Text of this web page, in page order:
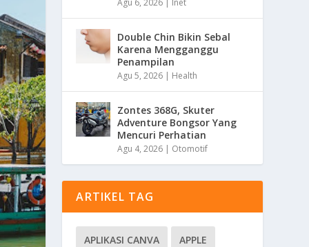
Double Chin Bikin Sebal
Karena Mengganggu
Penampilan
Agu 5, 2026 | Health
Zontes 368G, Skuter
Adventure Bongsor Yang
Mencuri Perhatian
Agu 4, 2026 | Otomotif
ARTIKEL TAG
APLIKASI CANVA APPLE